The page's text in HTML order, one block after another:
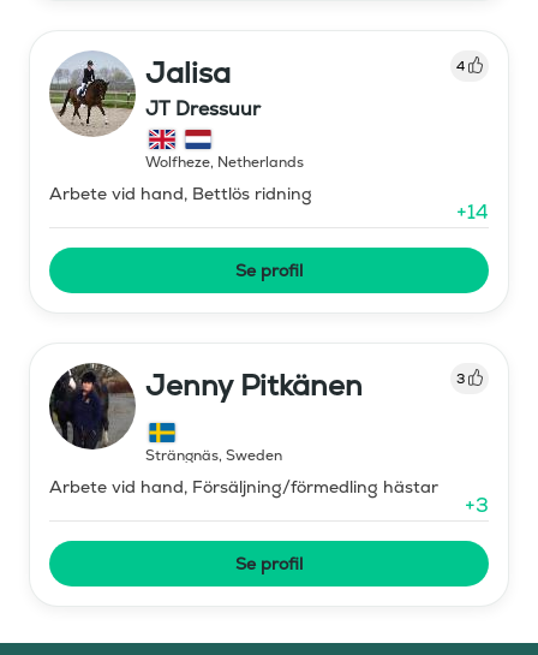
Jalisa 4
JT Dressuur
Wolfheze, Netherlands
Arbete vid hand, Bettlös ridning
+14
Se profil
Jenny Pitkänen 3
Strängnäs, Sweden
Arbete vid hand, Försäljning/förmedling hästar
+3
Se profil